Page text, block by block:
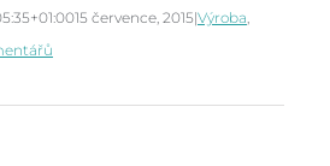
15 července, 2015|Výroba,